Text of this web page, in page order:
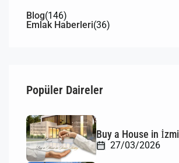
Blog(146)
Emlak Haberleri(36)
Popüler Daireler
Buy a House in
27/03/2026